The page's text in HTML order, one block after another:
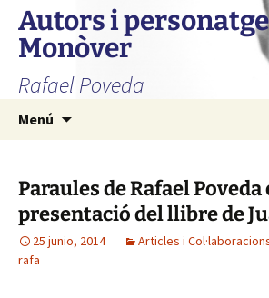
Autors i
Monòver
Rafael Poveda
Menú
Paraules de Rafael Poveda
presentació del llibre de
25 junio, 2014 Articles i
rafa